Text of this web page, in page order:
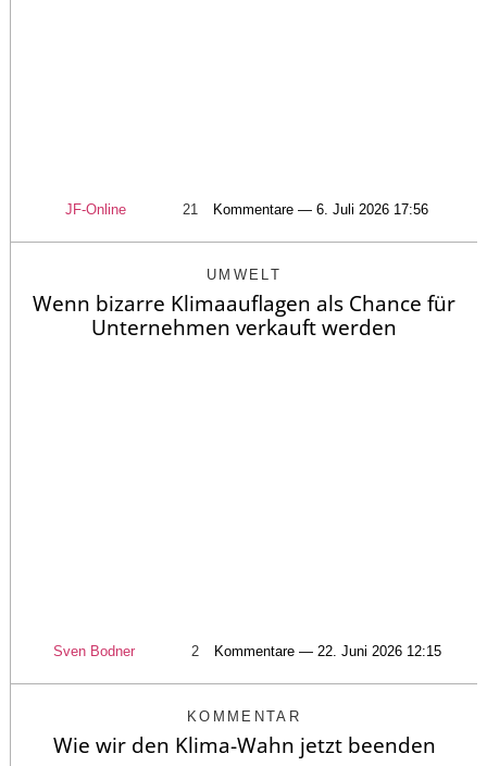
JF-Online 21 Kommentare — 6. Juli 2026 17:56
UMWELT
Wenn bizarre Klimaauflagen als Chance für
Unternehmen verkauft werden
Sven Bodner 2 Kommentare — 22. Juni 2026 12:15
KOMMENTAR
Wie wir den Klima-Wahn jetzt beenden